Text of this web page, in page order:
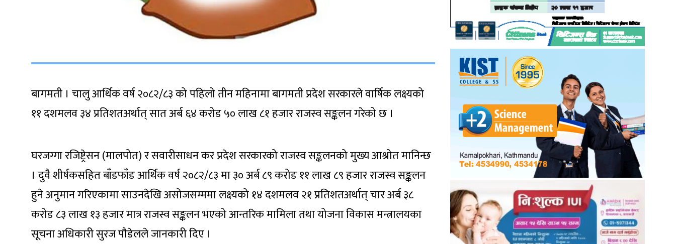
बागमती । चालु आर्थिक वर्ष २०८२/८३ को पहिलो तीन महिनामा बागमती प्रदेश सरकारले वार्षिक लक्ष्यको
११ दशमलव ३४ प्रतिशतअर्थात् सात अर्ब ६४ करोड ५० लाख ८१ हजार राजस्व सङ्कलन गरेको छ ।
घरजग्गा रजिष्ट्रेसन (मालपोत) र सवारीसाधन कर प्रदेश सरकारको राजस्व सङ्कलनको मुख्य आश्रोत मानिन्छ
। दुवै शीर्षकसहित बाँडफाँड आर्थिक वर्ष २०८२/८३ मा ३० अर्ब ८९ करोड ११ लाख ८९ हजार राजस्व सङ्कलन
हुने अनुमान गरिएकामा साउनदेखि असोजसम्ममा लक्ष्यको १४ दशमलव २१ प्रतिशतअर्थात् चार अर्ब ३८
करोड ८३ लाख १३ हजार मात्र राजस्व सङ्कलन भएको आन्तरिक मामिला तथा योजना विकास मन्त्रालयका
सूचना अधिकारी सुरज पौडेलले जानकारी दिए ।